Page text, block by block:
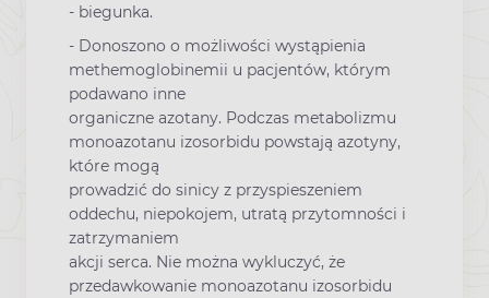
- biegunka.
- Donoszono o możliwości wystąpienia
methemoglobinemii u pacjentów, którym
podawano inne
organiczne azotany. Podczas metabolizmu
monoazotanu izosorbidu powstają azotyny,
które mogą
prowadzić do sinicy z przyspieszeniem
oddechu, niepokojem, utratą przytomności i
zatrzymaniem
akcji serca. Nie można wykluczyć, że
przedawkowanie monoazotanu izosorbidu